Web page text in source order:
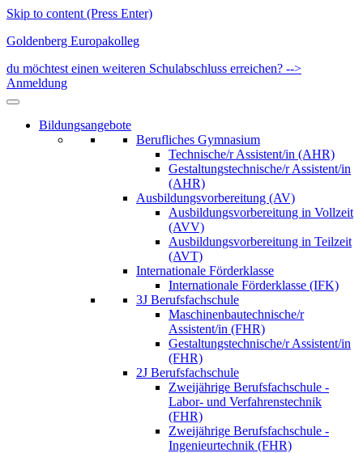
Skip to content (Press Enter)
Goldenberg Europakolleg
du möchtest einen weiteren Schulabschluss erreichen? -->
Anmeldung
Bildungsangebote
Berufliches Gymnasium
Technische/r Assistent/in (AHR)
Gestaltungstechnische/r Assistent/in
(AHR)
Ausbildungsvorbereitung (AV)
Ausbildungsvorbereitung in Vollzeit
(AVV)
Ausbildungsvorbereitung in Teilzeit
(AVT)
Internationale Förderklasse
Internationale Förderklasse (IFK)
3J Berufsfachschule
Maschinenbautechnische/r
Assistent/in (FHR)
Gestaltungstechnische/r Assistent/in
(FHR)
2J Berufsfachschule
Zweijährige Berufsfachschule -
Labor- und Verfahrenstechnik
(FHR)
Zweijährige Berufsfachschule -
Ingenieurtechnik (FHR)